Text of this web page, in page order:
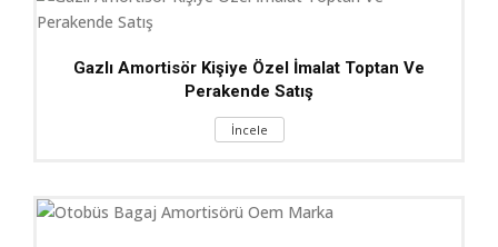
Gazlı Amortisör Kişiye Özel İmalat Toptan Ve
Perakende Satış
İncele